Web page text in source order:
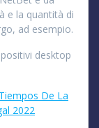
e la quantità di
ad esempio.
desktop
De La
2022